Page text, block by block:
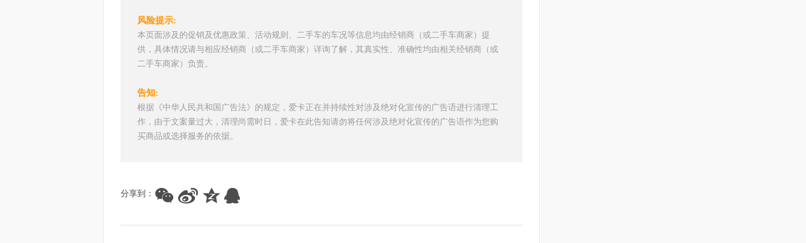
风险提示:
本页面涉及的促销及优惠政策、活动规则、二手车的车况等信息均由经销商（或二手车商家）提
供，具体情况请与相应经销商（或二手车商家）详询了解，其真实性、准确性均由相关经销商（或
二手车商家）负责。
告知:
根据《中华人民共和国广告法》的规定，爱卡正在并持续性对涉及绝对化宣传的广告语进行清理工
作，由于文案量过大，清理尚需时日，爱卡在此告知请勿将任何涉及绝对化宣传的广告语作为您购
买商品或选择服务的依据。
分享到：